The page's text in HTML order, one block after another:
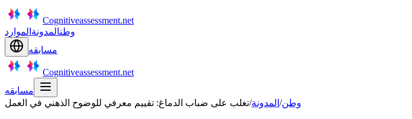
Cognitiveassessment.net
وطنالمدونة الموارد
مسابقه
Cognitiveassessment.net
مسابقه
وطن/ المدونة/تغلب على ضباب الدماغ: تقييم معرفي للوضوح الذهني في العمل